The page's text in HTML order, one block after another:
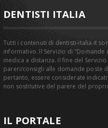
DENTISTI ITALIA
Tutti i contenuti di dentisti-italia.it
informativo. Il Servizio di "Domande
medica a distanza. Il fine del
pareri/consigli alle domande poste
pertanto, essere considerate
non sostitutive del parere del
IL PORTALE